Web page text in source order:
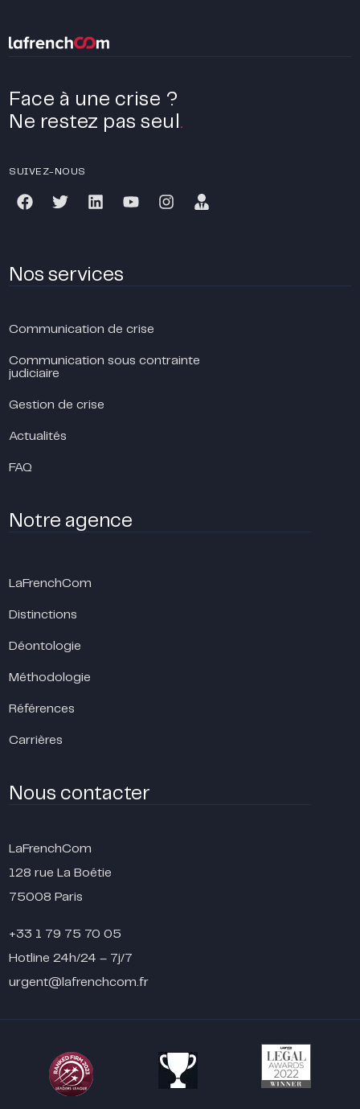
Face à une crise ?
Ne restez pas seul .
SUIVEZ-NOUS
Nos services
Communication de crise
Communication sous contrainte
judiciaire
Gestion de crise
Actualités
FAQ
Notre agence
LaFrenchCom
Distinctions
Déontologie
Méthodologie
Références
Carrières
Nous contacter
LaFrenchCom
128 rue La Boétie
75008 Paris
+33 1 79 75 70 05
Hotline 24h/24 – 7j/7
urgent@lafrenchcom.fr